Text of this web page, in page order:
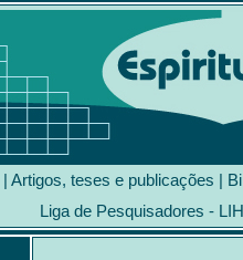
| Artigos, teses e publicações |
Liga de Pesquisadores -